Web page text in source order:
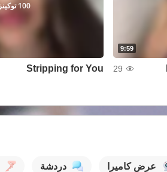
9:59
29
100 توكينز
Stripping for You
عرض كاميرا دردشة